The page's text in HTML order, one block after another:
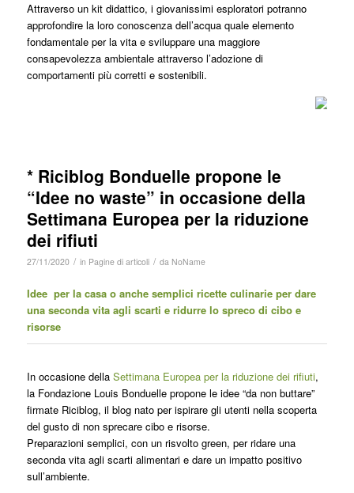
Attraverso un kit didattico, i giovanissimi esploratori potranno
approfondire la loro conoscenza dell’acqua quale elemento
fondamentale per la vita e sviluppare una maggiore
consapevolezza ambientale attraverso l’adozione di
comportamenti più corretti e sostenibili.
* Riciblog Bonduelle propone le
“Idee no waste” in occasione della
Settimana Europea per la riduzione
dei rifiuti
27/11/2020 / in Pagine di articoli / da NoName
Idee per la casa o anche semplici ricette culinarie per dare
una seconda vita agli scarti e ridurre lo spreco di cibo e
risorse
In occasione della Settimana Europea per la riduzione dei rifiuti,
la Fondazione Louis Bonduelle propone le idee “da non buttare”
firmate Riciblog, il blog nato per ispirare gli utenti nella scoperta
del gusto di non sprecare cibo e risorse.
Preparazioni semplici, con un risvolto green, per ridare una
seconda vita agli scarti alimentari e dare un impatto positivo
sull’ambiente.